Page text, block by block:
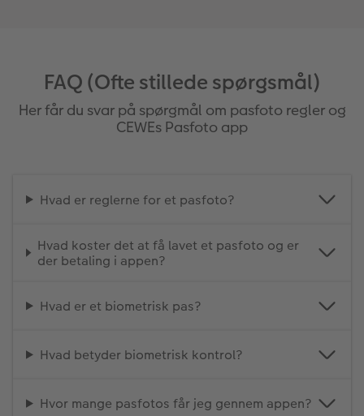
FAQ (Ofte stillede spørgsmål)
Her får du svar på spørgmål om pasfoto regler og
CEWEs Pasfoto app
Hvad er reglerne for et pasfoto?
Hvad koster det at få lavet et pasfoto og er
der betaling i appen?
Hvad er et biometrisk pas?
Hvad betyder biometrisk kontrol?
Hvor mange pasfotos får jeg gennem appen?